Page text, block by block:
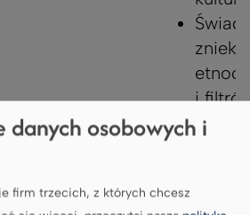
i
danych osobowych i
firm trzecich, z których chcesz